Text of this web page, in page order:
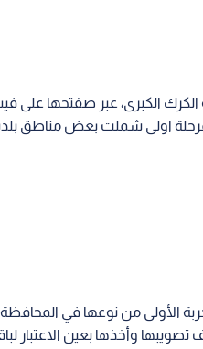
الكبرى، عبر صفتحها على
اولى شملت بعض مناطق
الأولى من نوعها في
وأخذها بعين الاعتبار